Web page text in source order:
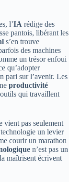
l’IA rédige des
pantois, libérant les
s’en trouve
des machines
un trésor enfoui
qu’adopter
pari sur l’avenir. Les
productivité
qui travaillent
vient pas seulement
un levier
courir un marathon
n’est pas un
maîtrisent écrivent